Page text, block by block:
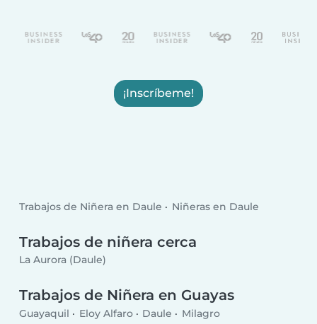
¡Inscríbeme!
Trabajos de Niñera en Daule Niñeras en Daule
Trabajos de niñera cerca
La Aurora (Daule)
Trabajos de Niñera en Guayas
Guayaquil Eloy Alfaro Daule Milagro